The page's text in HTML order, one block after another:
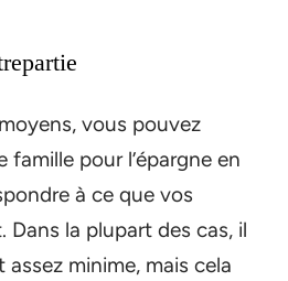
vous pouvez
pour l’épargne en
à ce que vos
la plupart des cas, il
assez minime, mais cela